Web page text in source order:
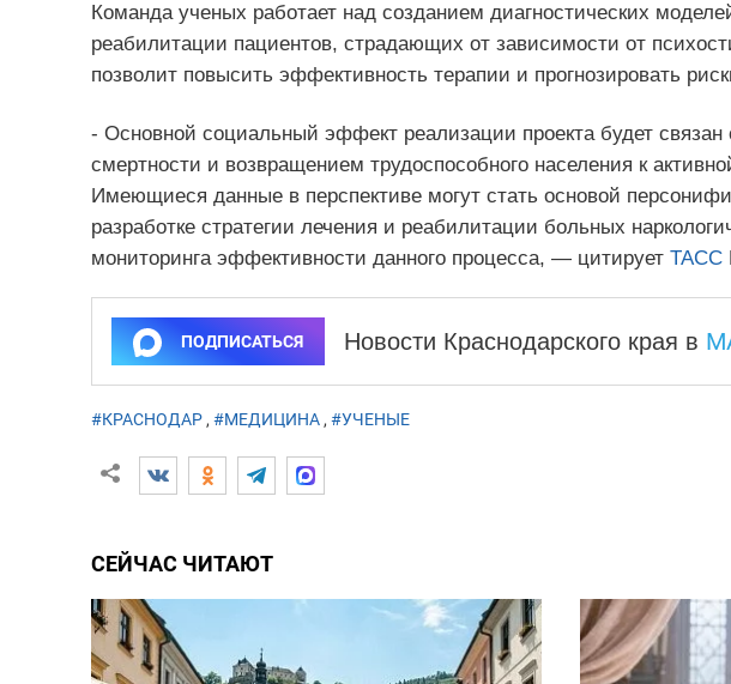
Команда ученых работает над созданием диагностических
реабилитации пациентов, страдающих от зависимости от
позволит повысить эффективность терапии и прогнозировать
- Основной социальный эффект реализации проекта будет связан
смертности и возвращением трудоспособного населения к
Имеющиеся данные в перспективе могут стать основой
разработке стратегии лечения и реабилитации больных
мониторинга эффективности данного процесса, — цитирует ТАСС
ПОДПИСАТЬСЯ Новости Краснодарского края в
#КРАСНОДАР, #МЕДИЦИНА, #УЧЕНЫЕ
СЕЙЧАС ЧИТАЮТ